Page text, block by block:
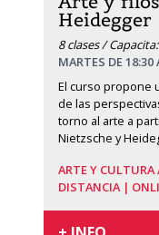
Heidegger
8 clases /
MARTES DE 18:30
El curso propone
de las
torno al arte a
Nietzsche y
ARTE Y CULTURA
DISTANCIA |